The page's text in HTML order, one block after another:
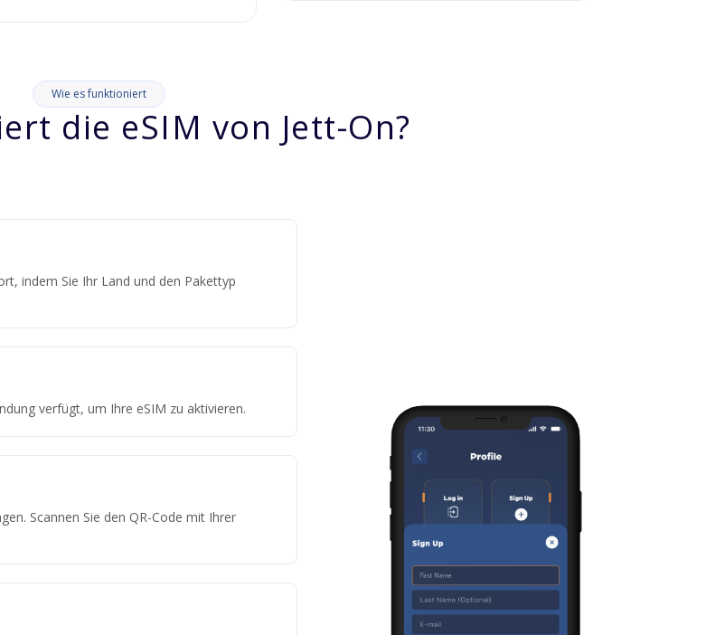
Wie es funktioniert
die eSIM von Jett-On?
indem Sie Ihr Land und den Pakettyp
verfügt, um Ihre eSIM zu aktivieren.
Scannen Sie den QR-Code mit Ihrer